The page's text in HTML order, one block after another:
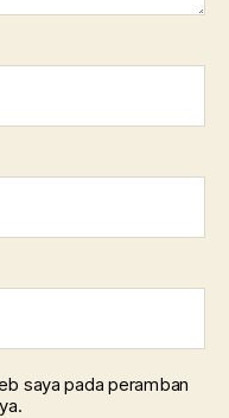
saya pada peramban